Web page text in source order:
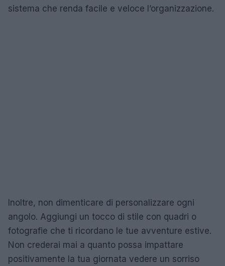
sistema che renda facile e veloce l’organizzazione.
Inoltre, non dimenticare di personalizzare ogni
angolo. Aggiungi un tocco di stile con quadri o
fotografie che ti ricordano le tue avventure estive.
Non crederai mai a quanto possa impattare
positivamente la tua giornata vedere un sorriso